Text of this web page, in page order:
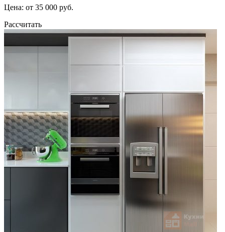
Цена: от 35 000 руб.
Рассчитать